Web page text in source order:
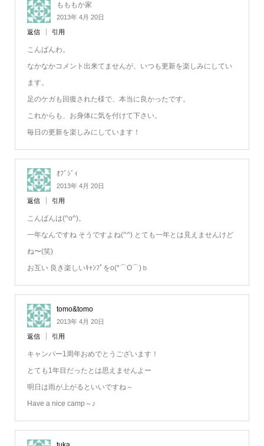
もももか家
2013年 4月 20日
返信 引用
こんばんわ。
なかなかコメント出来てませんが、いつも更新を楽しみにしてい
ます。
足のケガも回復された様で、本当に良かったです。
これからも、お身体に気を付けて下さい。
毎日の更新を楽しみにしています！
ｵﾌﾞｼﾞｨ
2013年 4月 20日
返信 引用
こんばんは(^o^)。
一年なんですね そうですよね(^^) とても一年とは見えませんけど
ね〜(笑)
お互い 良き楽しいｷｬﾝﾌﾟをo(*⌒O⌒)ｂ
tomo&tomo
2013年 4月 20日
返信 引用
キャンパー1周年おめでとうございます！
とても1年目だったとは思えませんよー
明日は雨が上がるといいですね～
Have a nice camp～♪